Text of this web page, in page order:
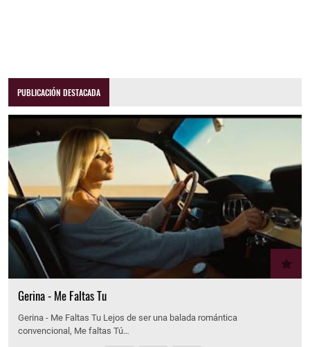
PUBLICACIÓN DESTACADA
Gerina - Me Faltas Tu
Gerina - Me Faltas Tu Lejos de ser una balada romántica
convencional, Me faltas Tú…